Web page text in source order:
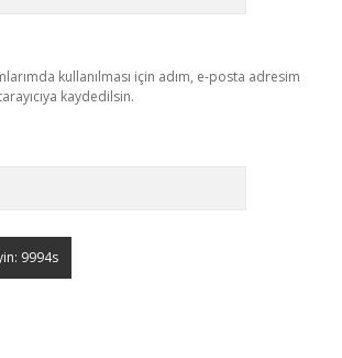
kullanılması için adım, e-posta adresim
kaydedilsin.